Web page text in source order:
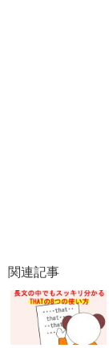
関連記事